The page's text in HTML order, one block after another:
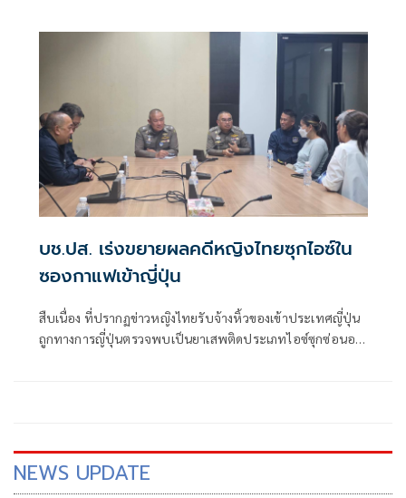
บช.ปส. เร่งขยายผลคดีหญิงไทยซุกไอซ์ใน
ซองกาแฟเข้าญี่ปุ่น
สืบเนื่อง ที่ปรากฏข่าวหญิงไทยรับจ้างหิ้วของเข้าประเทศญี่ปุ่น
ถูกทางการญี่ปุ่นตรวจพบเป็นยาเสพติดประเภทไอซ์ซุกซ่อนอยู่
NEWS UPDATE